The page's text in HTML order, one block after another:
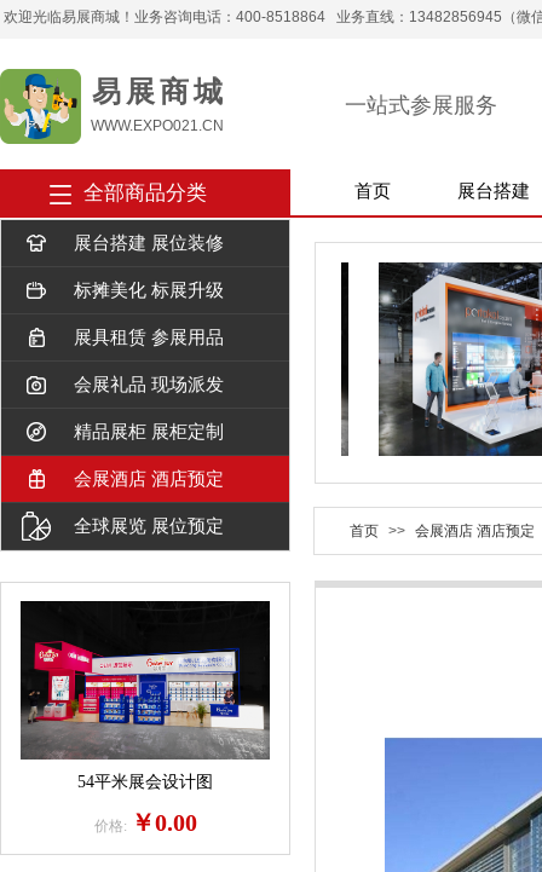
欢迎光临易展商城！业务咨询电话：400-8518864 业务直线：13482856945（微
易 展 商 城
WWW.EXPO021.CN
一站式参展服务
全部商品分类 首页 展台搭建
展台搭建 展位装修
标摊美化 标展升级
展具租赁 参展用品
会展礼品 现场派发
精品展柜 展柜定制
会展酒店 酒店预定
全球展览 展位预定 首页 >> 会展酒店 酒店预定
54平米展会设计图
价格: ￥0.00